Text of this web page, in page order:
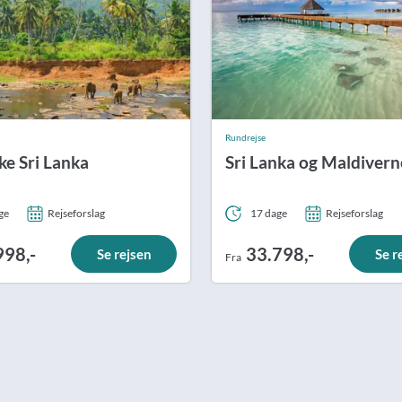
Sri Lanka
Rejseforslag
Se rejsen
Rundrejse
Sri Lanka og
17 dage Rejseforslag
Fra 33.798,- Se